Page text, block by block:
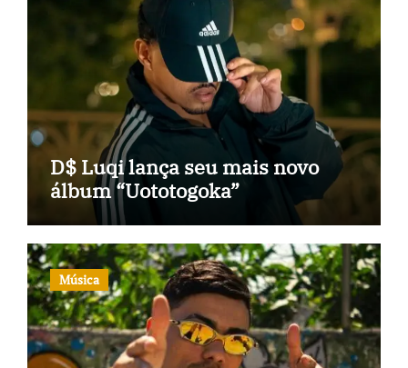
D$ Luqi lança seu mais novo
álbum “Uototogoka”
Música